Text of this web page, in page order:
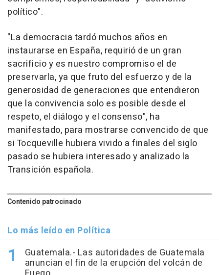
político".
"La democracia tardó muchos años en
instaurarse en España, requirió de un gran
sacrificio y es nuestro compromiso el de
preservarla, ya que fruto del esfuerzo y de la
generosidad de generaciones que entendieron
que la convivencia solo es posible desde el
respeto, el diálogo y el consenso", ha
manifestado, para mostrarse convencido de que
si Tocqueville hubiera vivido a finales del siglo
pasado se hubiera interesado y analizado la
Transición española.
Contenido patrocinado
Lo más leído en Política
Guatemala.- Las autoridades de Guatemala
anuncian el fin de la erupción del volcán de